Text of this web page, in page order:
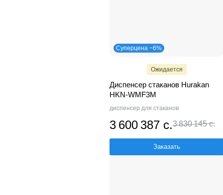
Суперцена −6%
Ожидается
Диспенсер стаканов Hurakan
HKN-WMF3M
диспенсер для стаканов
3 600 387 с.3 830 145 с.
Заказать